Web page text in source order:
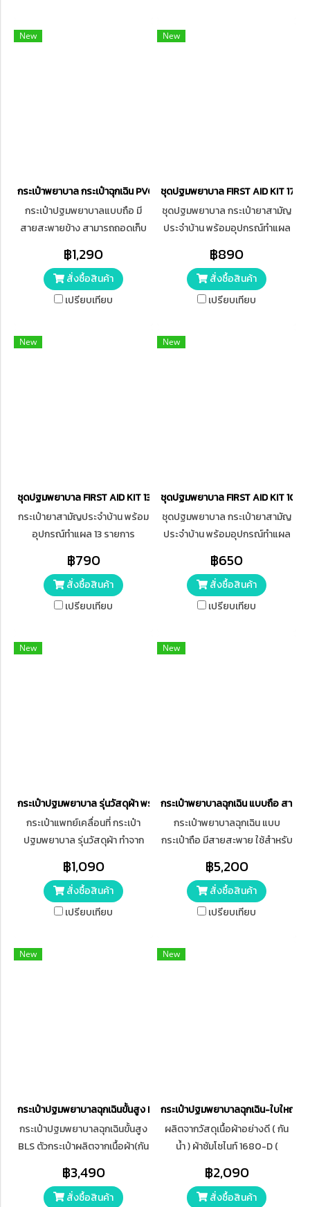
New
กระเป๋าพยาบาล กระเป๋าฉุกเฉิน PVC สะพายข้าง
กระเป๋าปฐมพยาบาลแบบถือ มี
สายสะพายข้าง สามารถถอดเก็บ
อุปกรณ์ทางการแพทย์ได้ เหมาะ
สำหรับไว้ใช้ในยามฉุกเฉิน , เดินทาง
ไกล , ทำกิจกรรม
฿1,290
สั่งซื้อสินค้า
เปรียบเทียบ
New
ชุดปฐมพยาบาล FIRST AID KIT 17
ชุดปฐมพยาบาล กระเป๋ายาสามัญ
ประจำบ้าน พร้อมอุปกรณ์ทำแผล
฿890
สั่งซื้อสินค้า
เปรียบเทียบ
New
ชุดปฐมพยาบาล FIRST AID KIT 13 ITEMS
กระเป๋ายาสามัญประจำบ้าน พร้อม
อุปกรณ์ทำแผล 13 รายการ
฿790
สั่งซื้อสินค้า
เปรียบเทียบ
New
ชุดปฐมพยาบาล FIRST AID KIT 10
ชุดปฐมพยาบาล กระเป๋ายาสามัญ
ประจำบ้าน พร้อมอุปกรณ์ทำแผล
฿650
สั่งซื้อสินค้า
เปรียบเทียบ
New
กระเป๋าปฐมพยาบาล รุ่นวัสดุผ้า พร้อมสายสะพาย Medical Bag First Aid
กระเป๋าแพทย์เคลื่อนที่ กระเป๋า
ปฐมพยาบาล รุ่นวัสดุผ้า ทำจาก
Medical Bag First Aid Bag
ขนาดใหญ่ (สีแดง)
฿1,090
สั่งซื้อสินค้า
เปรียบเทียบ
New
กระเป๋าพยาบาลฉุกเฉิน แบบถือ สาย
กระเป๋าพยาบาลฉุกเฉิน แบบ
กระเป๋าถือ มีสายสะพาย ใช้สำหรับ
ทางการแพทย์ หรืออุปกรณ์ต่าง ๆ
฿5,200
สั่งซื้อสินค้า
เปรียบเทียบ
New
กระเป๋าปฐมพยาบาลฉุกเฉินขั้นสูง BLS
กระเป๋าปฐมพยาบาลฉุกเฉินขั้นสูง
BLS ตัวกระเป๋าผลิตจากเนื้อผ้า(กัน
น้ำ) ผ้าซัมโซไนท์ 1680D เนื้อผ้า
หนา-มันส์เงา
฿3,490
สั่งซื้อสินค้า
New
กระเป๋าปฐมพยาบาลฉุกเฉิน-ใบใหญ่บิ๊
ผลิตจากวัสดุเนื้อผ้าอย่างดี ( กัน
น้ำ ) ผ้าซัมโซไนท์ 1680-D (
Dobby ) เนื้อผ้าหนา, มันส์เงา, ไม่
ขาดง่าย, กั้นของเหลวซึมเข้า
ภายในกระเป๋าได้
฿2,090
สั่งซื้อสินค้า